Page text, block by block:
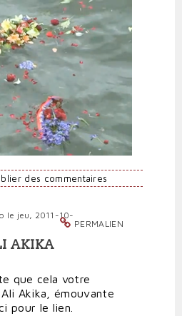
des commentaires
PERMALIEN
le jeu, 2011-10-
AKIKA
que cela votre
Akika, émouvante
pour le lien.